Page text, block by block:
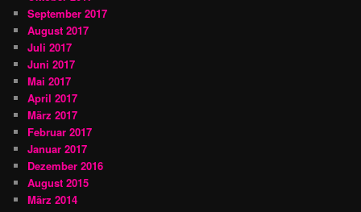
September 2017
August 2017
Juli 2017
Juni 2017
Mai 2017
April 2017
März 2017
Februar 2017
Januar 2017
Dezember 2016
August 2015
März 2014